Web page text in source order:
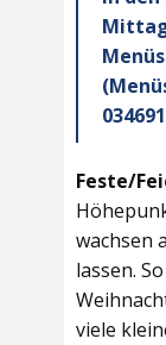
Feste/
wachsen
lassen.
viele